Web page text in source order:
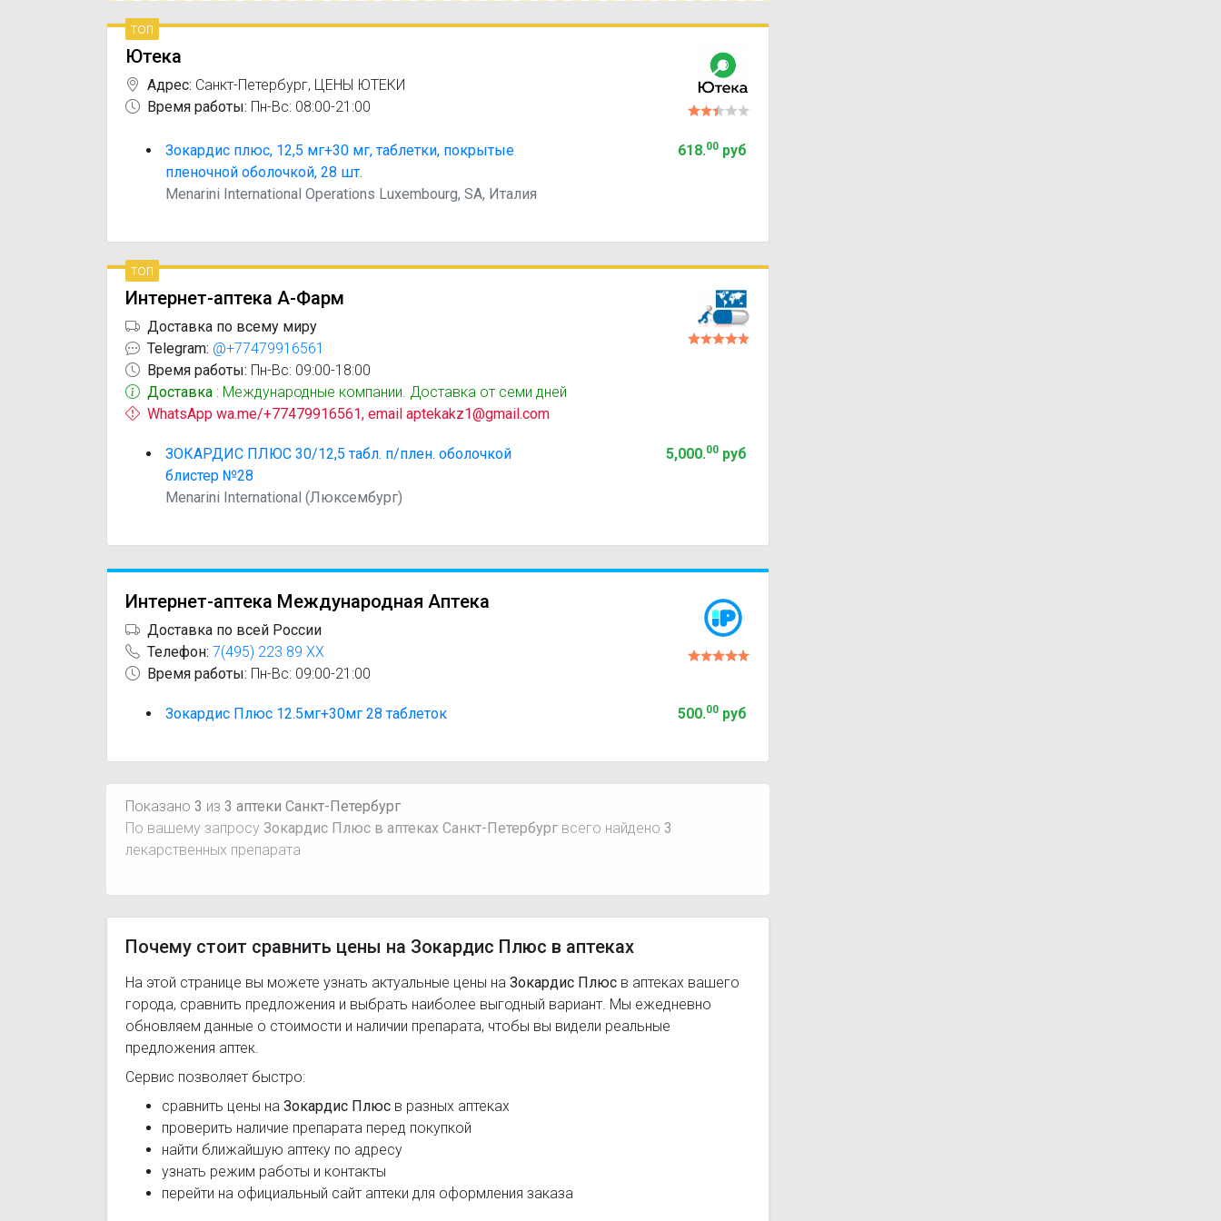
топ
Ютека
Адрес: Санкт-Петербург, ЦЕНЫ ЮТЕКИ
Время работы: Пн-Вс: 08:00-21:00
Зокардис плюс, 12,5 мг+30 мг, таблетки, покрытые
пленочной оболочкой, 28 шт.
Menarini International Operations Luxembourg, SA, Италия
618.00руб
топ
Интернет-аптека А-Фарм
Доставка по всему миру
Telegram: @+77479916561
Время работы: Пн-Вс: 09:00-18:00
Доставка : Международные компании. Доставка от семи дней
WhatsApp wa.me/+77479916561, email aptekakz1@gmail.com
ЗОКАРДИС ПЛЮС 30/12,5 табл. п/плен. оболочкой
блистер №28
Menarini International (Люксембург)
5,000.00руб
Интернет-аптека Международная Аптека
Доставка по всей России
Телефон: 7(495) 223 89 XX
Время работы: Пн-Вс: 09:00-21:00
Зокардис Плюс 12.5мг+30мг 28 таблеток 500.00руб
Показано 3 из 3 аптеки Санкт-Петербург
По вашему запросу Зокардис Плюс в аптеках Санкт-Петербург всего найдено 3
лекарственных препарата
Почему стоит сравнить цены на Зокардис Плюс в аптеках
На этой странице вы можете узнать актуальные цены на Зокардис Плюс в аптеках вашего
города, сравнить предложения и выбрать наиболее выгодный вариант. Мы ежедневно
обновляем данные о стоимости и наличии препарата, чтобы вы видели реальные
предложения аптек.
Сервис позволяет быстро:
сравнить цены на Зокардис Плюс в разных аптеках
проверить наличие препарата перед покупкой
найти ближайшую аптеку по адресу
узнать режим работы и контакты
перейти на официальный сайт аптеки для оформления заказа